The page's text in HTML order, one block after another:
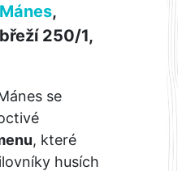
,
250/1,
se
, které
husích